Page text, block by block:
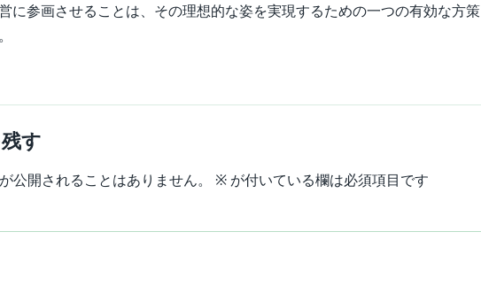
に参画させることは、その理想的な姿を実現するための一つの有効な方策
す
公開されることはありません。 ※ が付いている欄は必須項目です